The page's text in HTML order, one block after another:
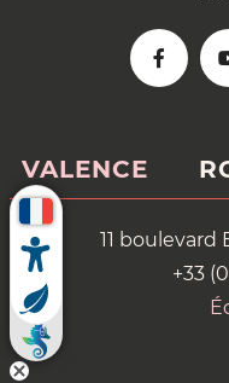
VALENCE
11 boulevard
+33